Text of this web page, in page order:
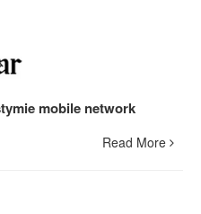
mobile network
Read More